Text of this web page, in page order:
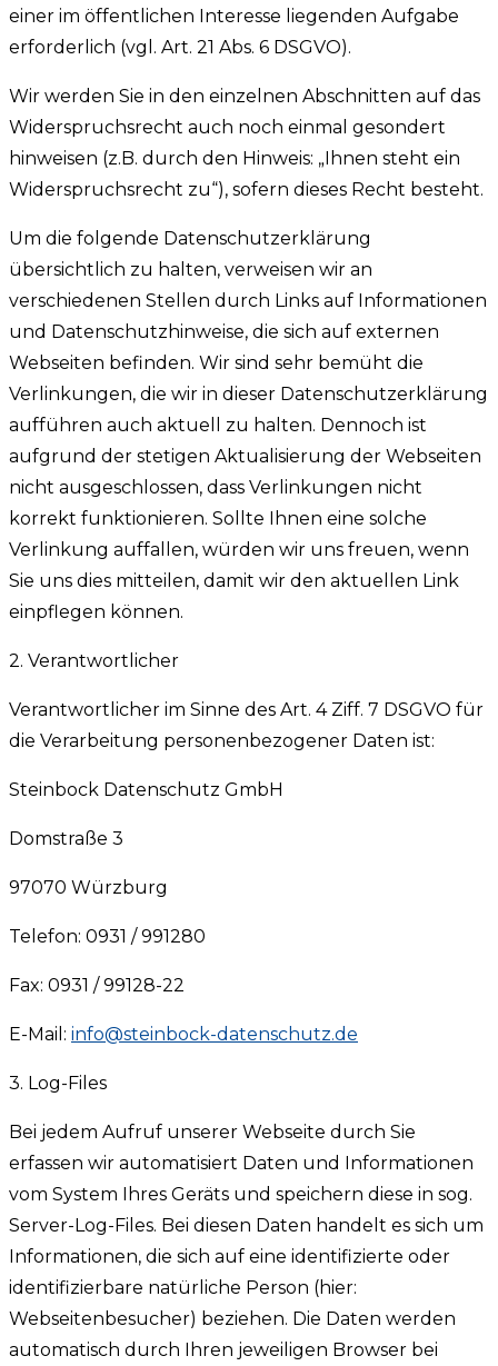
einer im öffentlichen Interesse liegenden Aufgabe
erforderlich (vgl. Art. 21 Abs. 6 DSGVO).
Wir werden Sie in den einzelnen Abschnitten auf das
Widerspruchsrecht auch noch einmal gesondert
hinweisen (z.B. durch den Hinweis: „Ihnen steht ein
Widerspruchsrecht zu“), sofern dieses Recht besteht.
Um die folgende Datenschutzerklärung
übersichtlich zu halten, verweisen wir an
verschiedenen Stellen durch Links auf Informationen
und Datenschutzhinweise, die sich auf externen
Webseiten befinden. Wir sind sehr bemüht die
Verlinkungen, die wir in dieser Datenschutzerklärung
aufführen auch aktuell zu halten. Dennoch ist
aufgrund der stetigen Aktualisierung der Webseiten
nicht ausgeschlossen, dass Verlinkungen nicht
korrekt funktionieren. Sollte Ihnen eine solche
Verlinkung auffallen, würden wir uns freuen, wenn
Sie uns dies mitteilen, damit wir den aktuellen Link
einpflegen können.
2. Verantwortlicher
Verantwortlicher im Sinne des Art. 4 Ziff. 7 DSGVO für
die Verarbeitung personenbezogener Daten ist:
Steinbock Datenschutz GmbH
Domstraße 3
97070 Würzburg
Telefon: 0931 / 991280
Fax: 0931 / 99128-22
E-Mail: info@steinbock-datenschutz.de
3. Log-Files
Bei jedem Aufruf unserer Webseite durch Sie
erfassen wir automatisiert Daten und Informationen
vom System Ihres Geräts und speichern diese in sog.
Server-Log-Files. Bei diesen Daten handelt es sich um
Informationen, die sich auf eine identifizierte oder
identifizierbare natürliche Person (hier:
Webseitenbesucher) beziehen. Die Daten werden
automatisch durch Ihren jeweiligen Browser bei